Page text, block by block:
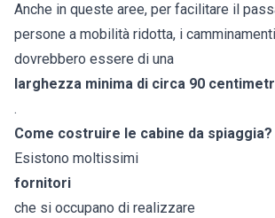
Anche in queste aree, per facilitare il
persone a mobilità ridotta, i
dovrebbero essere di una
larghezza minima di circa 90
.
Come costruire le cabine da spiaggia?
Esistono moltissimi
fornitori
che si occupano di realizzare